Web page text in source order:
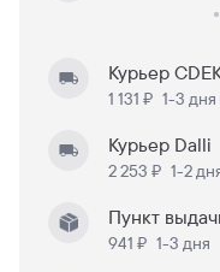
Курьер
1 131 ₽ 1-3 дня
Курьер Dalli
2 253 ₽ 1-2
Пункт
941 ₽ 1-3 дня